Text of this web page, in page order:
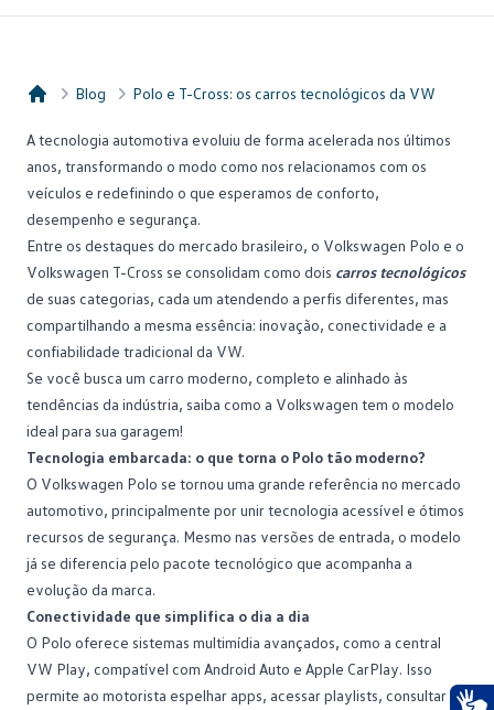
Blog Polo e T-Cross: os carros tecnológicos da VW
A tecnologia automotiva evoluiu de forma acelerada nos últimos
anos, transformando o modo como nos relacionamos com os
veículos e redefinindo o que esperamos de conforto,
desempenho e segurança.
Entre os destaques do mercado brasileiro, o Volkswagen Polo e o
Volkswagen T-Cross se consolidam como dois carros tecnológicos
de suas categorias, cada um atendendo a perfis diferentes, mas
compartilhando a mesma essência: inovação, conectividade e a
confiabilidade tradicional da VW.
Se você busca um carro moderno, completo e alinhado às
tendências da indústria, saiba como a Volkswagen tem o modelo
ideal para sua garagem!
Tecnologia embarcada: o que torna o Polo tão moderno?
O Volkswagen Polo se tornou uma grande referência no mercado
automotivo, principalmente por unir tecnologia acessível e ótimos
recursos de segurança. Mesmo nas versões de entrada, o modelo
já se diferencia pelo pacote tecnológico que acompanha a
evolução da marca.
Conectividade que simplifica o dia a dia
O Polo oferece sistemas multimídia avançados, como a central
VW Play, compatível com Android Auto e Apple CarPlay. Isso
permite ao motorista espelhar apps, acessar playlists, consultar